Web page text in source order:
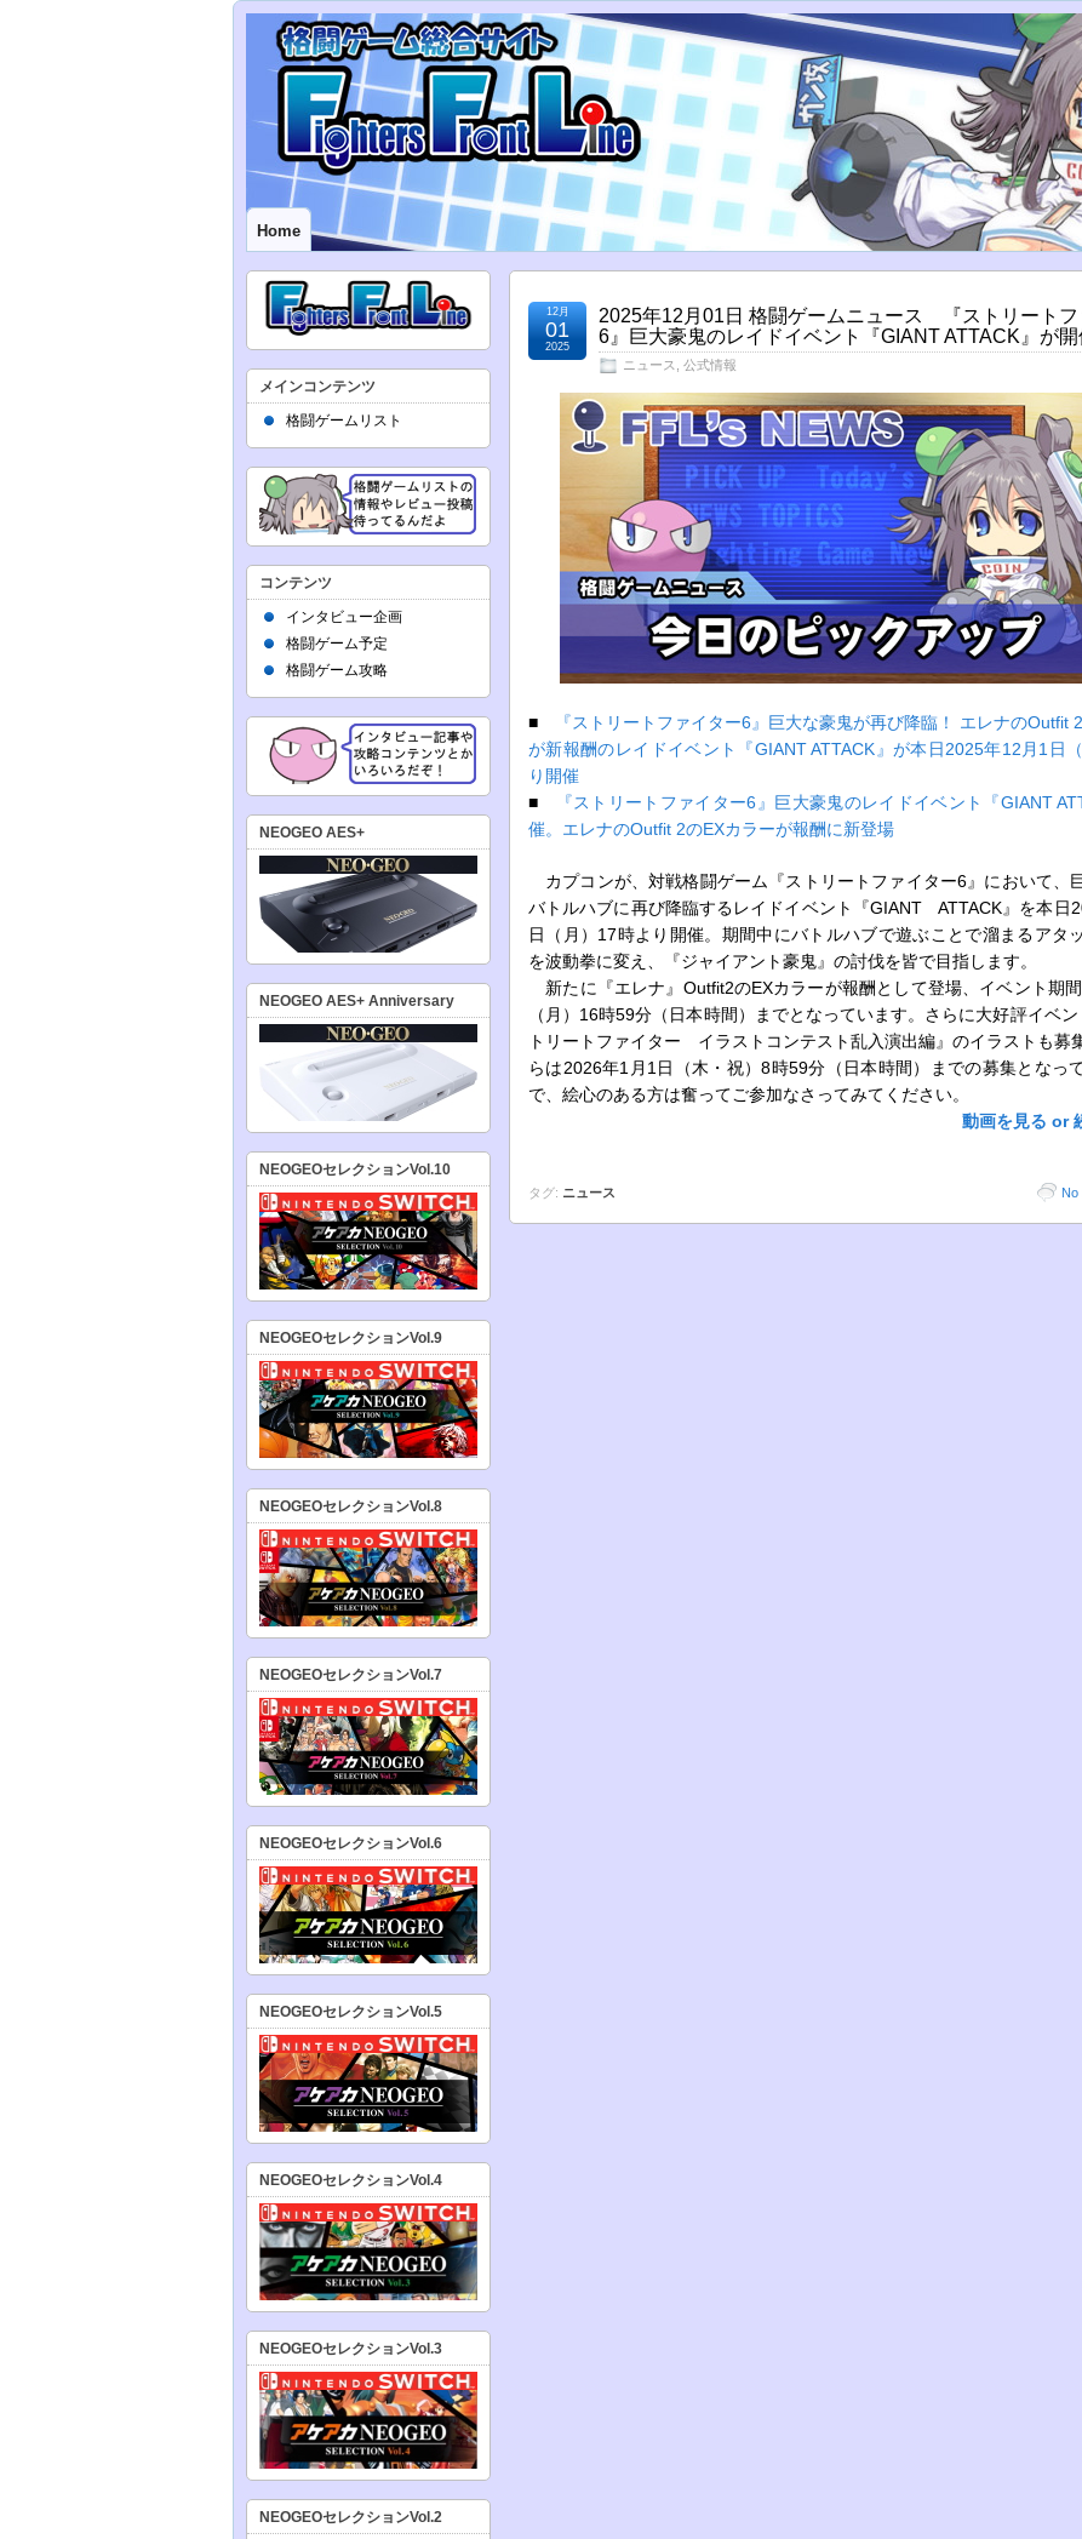
Home
2025年12月01日 格闘ゲームニュース 『ストリートフ
6』巨大豪鬼のレイドイベント『GIANT ATTACK』が
ニュース 公式情報
12月
01
2025
■
『ストリートファイター6』巨大な豪鬼が再び降臨！ エレナのOutfit
が新報酬のレイドイベント『GIANT ATTACK』が本日2025年12月1日
り開催
■
『ストリートファイター6』巨大豪鬼のレイドイベント『GIANT
催。エレナのOutfit 2のEXカラーが報酬に新登場
カプコンが、対戦格闘ゲーム『ストリートファイター6』において、
バトルハブに再び降臨するレイドイベント『GIANT ATTACK』を本日
日（月）17時より開催。期間中にバトルハブで遊ぶことで溜まるアタ
を波動拳に変え、『ジャイアント豪鬼』の討伐を皆で目指します。
新たに『エレナ』Outfit2のEXカラーが報酬として登場、イベント期
（月）16時59分（日本時間）までとなっています。さらに大好評イベ
トリートファイター イラストコンテスト乱入演出編』のイラストも募
らは2026年1月1日（木・祝）8時59分（日本時間）までの募集となっ
で、絵心のある方は奮ってご参加なさってみてください。
動画を見る or
No
タグ: ニュース
メインコンテンツ
格闘ゲームリスト
コンテンツ
インタビュー企画
格闘ゲーム予定
格闘ゲーム攻略
NEOGEO AES+
NEOGEO AES+ Anniversary
NEOGEOセレクションVol.10
NEOGEOセレクションVol.9
NEOGEOセレクションVol.8
NEOGEOセレクションVol.7
NEOGEOセレクションVol.6
NEOGEOセレクションVol.5
NEOGEOセレクションVol.4
NEOGEOセレクションVol.3
NEOGEOセレクションVol.2